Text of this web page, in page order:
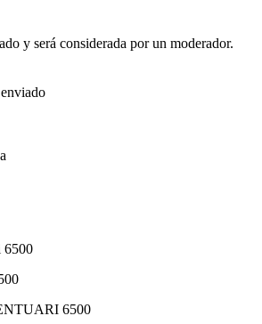
y será considerada por un moderador.
6500